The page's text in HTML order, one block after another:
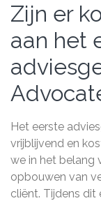
Zijn er
aan het
Het eerste
vrijblijvend en
we in het belang
opbouwen van
cliënt. Tijdens dit